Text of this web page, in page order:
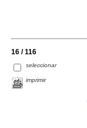
16 / 116
seleccionar
imprimir